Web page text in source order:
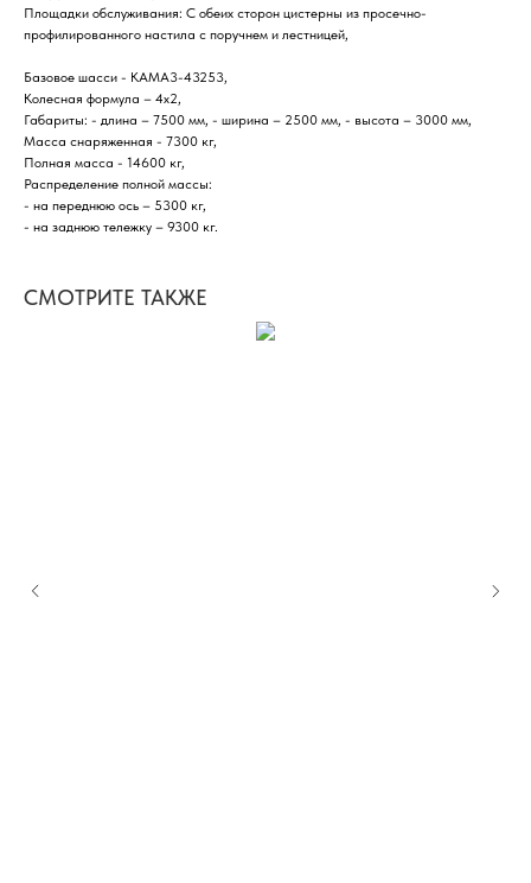
Площадки обслуживания: С обеих сторон цистерны из просечно-
профилированного настила с поручнем и лестницей,
Базовое шасси - КАМA3-43253,
Колесная формула – 4х2,
Габариты: - длина – 7500 мм, - ширина – 2500 мм, - высота – 3000 мм,
Масса снаряженная - 7300 кг,
Полная масса - 14600 кг,
Распределение полной массы:
- на переднюю ось – 5300 кг,
- на заднюю тележку – 9300 кг.
СМОТРИТЕ ТАКЖЕ